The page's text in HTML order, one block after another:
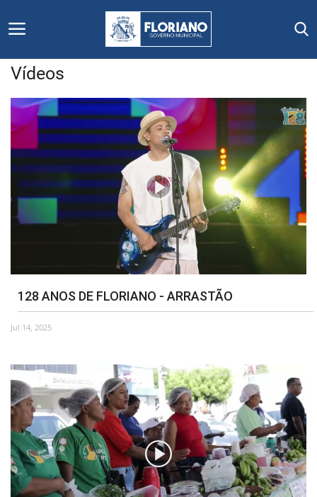
Início
Editais
Floriano
Secretarias e Órgãos
Notícias
Vídeos
Contato
Vídeos
128 ANOS DE FLORIANO - ARRASTÃO
Jul 14, 2025